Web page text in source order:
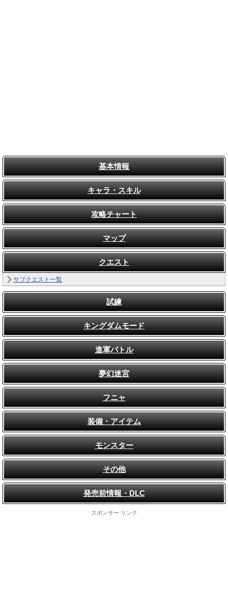
基本情報
キャラ・スキル
攻略チャート
マップ
クエスト
サブクエスト一覧
試練
キングダムモード
進軍バトル
夢幻迷宮
フニャ
装備・アイテム
モンスター
その他
発売前情報・DLC
スポンサー リンク